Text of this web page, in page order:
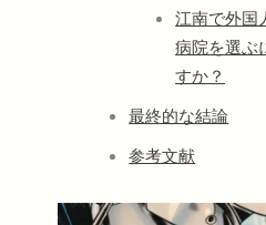
江南で外国
病院を選ぶ
すか？
最終的な結論
参考文献